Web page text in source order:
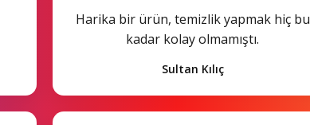
Harika bir ürün, temizlik yapmak hiç bu
kadar kolay olmamıştı.
Sultan Kılıç